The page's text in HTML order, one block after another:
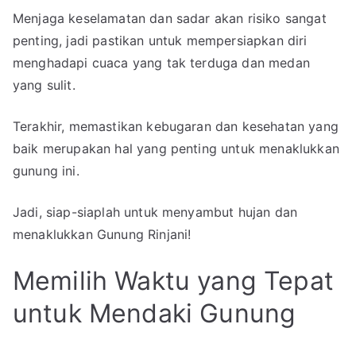
Menjaga keselamatan dan sadar akan risiko sangat
penting, jadi pastikan untuk mempersiapkan diri
menghadapi cuaca yang tak terduga dan medan
yang sulit.
Terakhir, memastikan kebugaran dan kesehatan yang
baik merupakan hal yang penting untuk menaklukkan
gunung ini.
Jadi, siap-siaplah untuk menyambut hujan dan
menaklukkan Gunung Rinjani!
Memilih Waktu yang Tepat
untuk Mendaki Gunung